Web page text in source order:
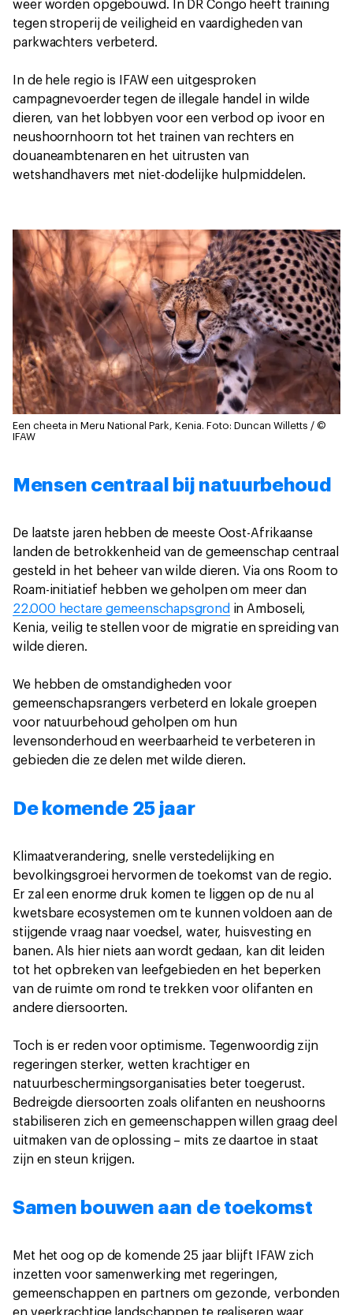
weer worden opgebouwd. In DR Congo heeft training
tegen stroperij de veiligheid en vaardigheden van
parkwachters verbeterd.
In de hele regio is IFAW een uitgesproken
campagnevoerder tegen de illegale handel in wilde
dieren, van het lobbyen voor een verbod op ivoor en
neushoornhoorn tot het trainen van rechters en
douaneambtenaren en het uitrusten van
wetshandhavers met niet-dodelijke hulpmiddelen.
Een cheeta in Meru National Park, Kenia. Foto: Duncan Willetts / ©
IFAW
Mensen centraal bij natuurbehoud
De laatste jaren hebben de meeste Oost-Afrikaanse
landen de betrokkenheid van de gemeenschap centraal
gesteld in het beheer van wilde dieren. Via ons Room to
Roam-initiatief hebben we geholpen om meer dan
22.000 hectare gemeenschapsgrond in Amboseli,
Kenia, veilig te stellen voor de migratie en spreiding van
wilde dieren.
We hebben de omstandigheden voor
gemeenschapsrangers verbeterd en lokale groepen
voor natuurbehoud geholpen om hun
levensonderhoud en weerbaarheid te verbeteren in
gebieden die ze delen met wilde dieren.
De komende 25 jaar
Klimaatverandering, snelle verstedelijking en
bevolkingsgroei hervormen de toekomst van de regio.
Er zal een enorme druk komen te liggen op de nu al
kwetsbare ecosystemen om te kunnen voldoen aan de
stijgende vraag naar voedsel, water, huisvesting en
banen. Als hier niets aan wordt gedaan, kan dit leiden
tot het opbreken van leefgebieden en het beperken
van de ruimte om rond te trekken voor olifanten en
andere diersoorten.
Toch is er reden voor optimisme. Tegenwoordig zijn
regeringen sterker, wetten krachtiger en
natuurbeschermingsorganisaties beter toegerust.
Bedreigde diersoorten zoals olifanten en neushoorns
stabiliseren zich en gemeenschappen willen graag deel
uitmaken van de oplossing – mits ze daartoe in staat
zijn en steun krijgen.
Samen bouwen aan de toekomst
Met het oog op de komende 25 jaar blijft IFAW zich
inzetten voor samenwerking met regeringen,
gemeenschappen en partners om gezonde, verbonden